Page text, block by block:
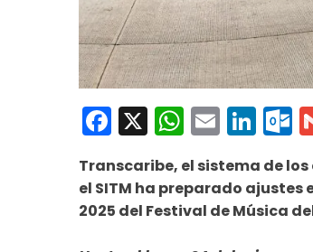
Facebook
X Email
Transcaribe, el sistema de
el SITM ha preparado
2025 del Festival de Música